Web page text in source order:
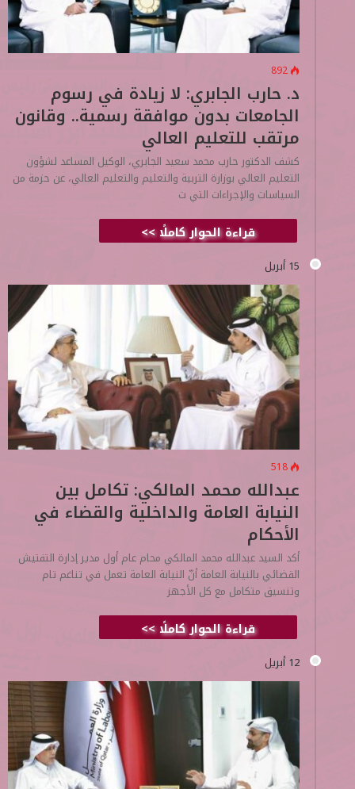
892
د. حارب الجابري: لا زيادة في رسوم
الجامعات بدون موافقة رسمية.. وقانون
مرتقب للتعليم العالي
كشف الدكتور حارب محمد سعيد الجابري، الوكيل المساعد لشؤون
التعليم العالي بوزارة التربية والتعليم والتعليم العالي، عن حزمة من
السياسات والإجراءات التي ت
قراءة الحوار كاملًا >>
15 أبريل
518
عبدالله محمد المالكي: تكامل بين
النيابة العامة والداخلية والقضاء في
الأحكام
أكد السيد عبدالله محمد المالكي محام عام أول مدير إدارة التفتيش
القضائي بالنيابة العامة أنّ النيابة العامة تعمل في تناغم تام
وتنسيق متكامل مع كل الأجهز
قراءة الحوار كاملًا >>
12 أبريل